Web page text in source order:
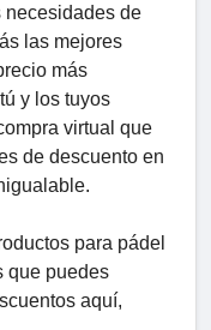
necesidades de
las mejores
más
y los tuyos
virtual que
de descuento en
para pádel
que puedes
aquí,